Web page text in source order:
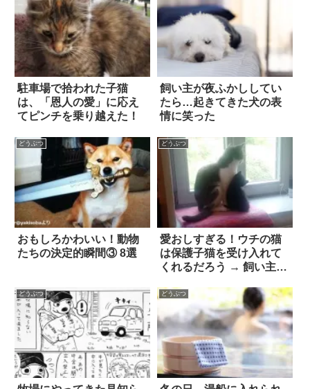
駐車場で拾われた子猫
は、「恩人の愛」に応え
てピンチを乗り越えた！
飼い主が夜ふかししてい
たら…起きてきた犬の表
情に笑った
どうぶつ
おもしろかわいい！動物
たちの決定的瞬間③ 8選
どうぶつ
愛おしすぎる！ウチの猫
は保護子猫を受け入れて
くれるだろう → 飼い主の
どうぶつ どうぶつ